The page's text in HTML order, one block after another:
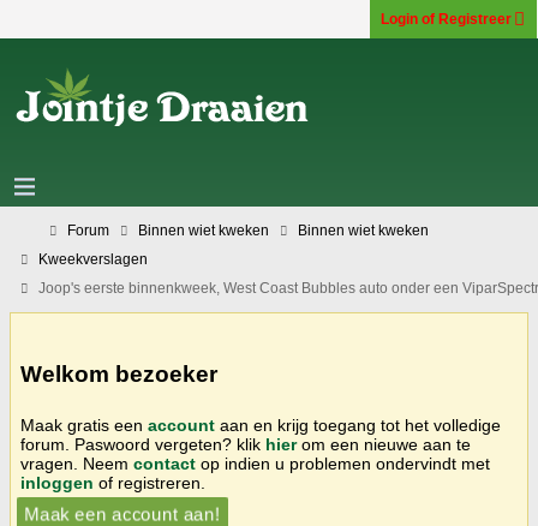
Login of Registreer
Forum Binnen wiet kweken
Binnen wiet kweken
Kweekverslagen
Joop's eerste binnenkweek, West Coast Bubbles auto onder een
Welkom bezoeker
Maak gratis een account aan en krijg toegang tot het volledige
forum. Paswoord vergeten? klik hierom een nieuwe aan te
vragen. Neem contact op indien u problemen ondervindt met
inloggen of registreren.
Maak een account aan!